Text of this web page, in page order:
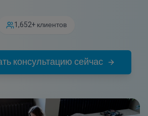
1,652+ клиентов
консультацию сейчас